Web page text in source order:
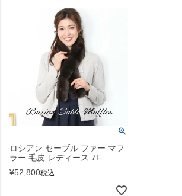
ロシアン セーブル ファー マフ
ラー 毛皮 レディース 7F
¥52,800税込